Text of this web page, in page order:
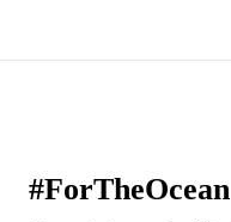
#ForTheOcean